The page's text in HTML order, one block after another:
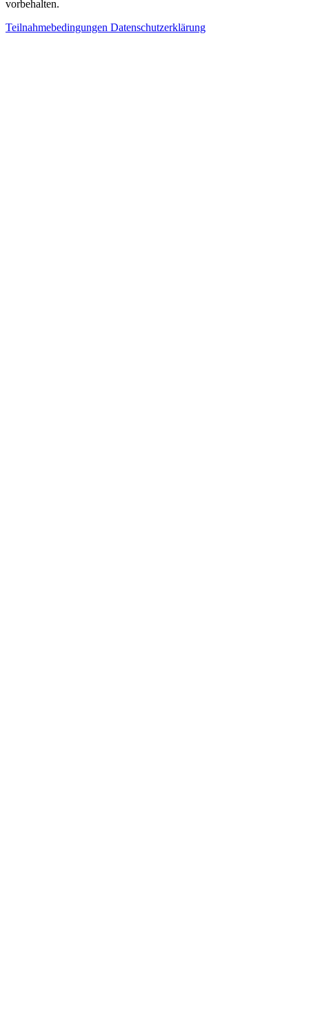
vorbehalten.
Teilnahmebedingungen Datenschutzerklärung